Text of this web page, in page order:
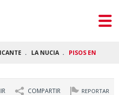
LA NUCIA PISOS EN
REPORTAR
COMPARTIR